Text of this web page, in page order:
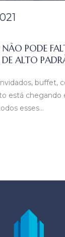
PODE
ALTO
buffet,
está chegando
esses…